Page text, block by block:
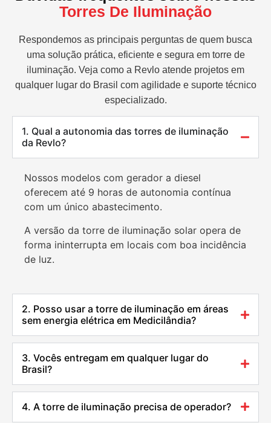
Torres De Iluminação
Respondemos as principais perguntas de quem busca
uma solução prática, eficiente e segura em torre de
iluminação. Veja como a Revlo atende projetos em
qualquer lugar do Brasil com agilidade e suporte técnico
especializado.
1. Qual a autonomia das torres de iluminação
da Revlo?
Nossos modelos com gerador a diesel
oferecem até 9 horas de autonomia contínua
com um único abastecimento.
A versão da torre de iluminação solar opera de
forma ininterrupta em locais com boa incidência
de luz.
2. Posso usar a torre de iluminação em áreas
sem energia elétrica em Medicilândia?
3. Vocês entregam em qualquer lugar do
Brasil?
4. A torre de iluminação precisa de operador?